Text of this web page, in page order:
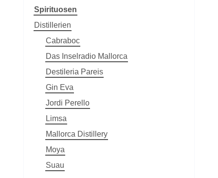
Spirituosen
Distillerien
Cabraboc
Das Inselradio Mallorca
Destileria Pareis
Gin Eva
Jordi Perello
Limsa
Mallorca Distillery
Moya
Suau